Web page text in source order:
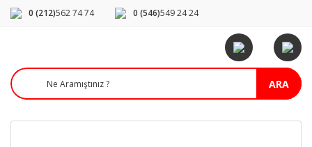
0 (212)562 74 74 0 (546)549 24 24
ARA